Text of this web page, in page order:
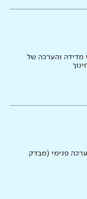
מדידה והערכה של
פנימי (מבדק